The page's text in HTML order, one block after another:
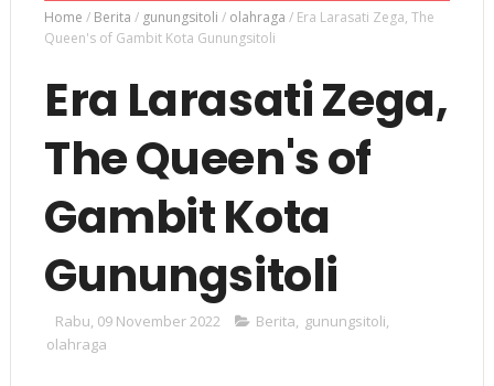
Home / Berita / gunungsitoli / olahraga / Era Larasati Zega, The
Queen's of Gambit Kota Gunungsitoli
Era Larasati Zega,
The Queen's of
Gambit Kota
Gunungsitoli
Rabu, 09 November 2022 Berita, gunungsitoli,
olahraga